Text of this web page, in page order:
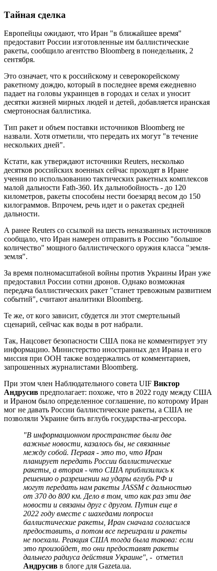
Тайная сделка
Европейцы ожидают, что Иран "в ближайшее время"
предоставит России изготовленные им баллистические
ракеты, сообщило агентство Bloomberg в понедельник, 2
сентября.
Это означает, что к российскому и северокорейскому
ракетному дождю, который в последнее время ежедневно
падает на головы украинцев в городах и селах и уносит
десятки жизней мирных людей и детей, добавляется иранская
смертоносная баллистика.
Тип ракет и объем поставки источников Bloomberg не
назвали. Хотя отметили, что передать их могут "в течение
нескольких дней".
Кстати, как утверждают источники Reuters, несколько
десятков российских военных сейчас проходят в Иране
учения по использованию тактических ракетных комплексов
малой дальности Fath-360. Их дальнобойность - до 120
километров, ракеты способны нести боезаряд весом до 150
килограммов. Впрочем, речь идет и о ракетах средней
дальности.
А ранее Reuters со ссылкой на шесть неназванных источников
сообщало, что Иран намерен отправить в Россию "большое
количество" мощного баллистического оружия класса "земля-
земля".
За время полномасштабной войны против Украины Иран уже
предоставил России сотни дронов. Однако возможная
передача баллистических ракет "станет тревожным развитием
событий", считают аналитики Bloomberg.
Те же, от кого зависит, сбудется ли этот смертельный
сценарий, сейчас как воды в рот набрали.
Так, Нацсовет безопасности США пока не комментирует эту
информацию. Министерство иностранных дел Ирана и его
миссия при ООН также воздержались от комментариев,
запрошенных журналистами Bloomberg.
При этом член Наблюдательного совета UIF Виктор
Андрусив предполагает: похоже, что в 2022 году между США
и Ираном было определенное соглашение, по которому Иран
мог не давать России баллистические ракеты, а США не
позволяли Украине бить вглубь государства-агрессора.
"В информационном пространстве были две
важные новости, казалось бы, не связанные
между собой. Первая - это то, что Иран
планирует передать России баллистические
ракеты, а вторая - что США приблизились к
решению о разрешении на удары вглубь РФ и
могут передать нам ракеты JASSM с дальностью
от 370 до 800 км. Дело в том, что как раз эти две
новости и связаны друг с другом. Путин еще в
2022 году вместе с шахедами попросил
баллистические ракеты, Иран сначала согласился
предоставить, а потом все переиграли и ракеты
не поехали. Реакция США тогда была такова: если
это произойдет, то они предоставят ракеты
дальнего радиуса действия Украине", - отметил
Андрусив в блоге для Gazeta.ua.